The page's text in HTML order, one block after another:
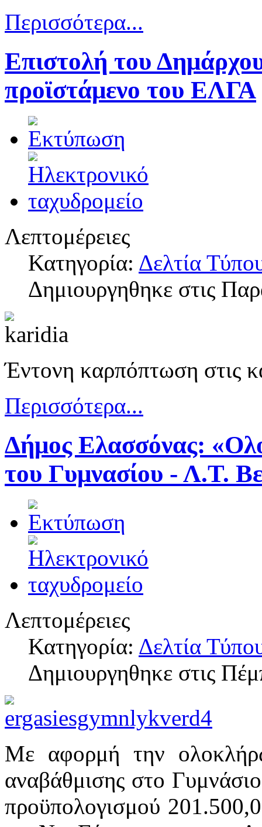
Περισσότερα...
Επιστολή του
προϊστάμενο του ΕΛΓΑ
Λεπτομέρειες
Κατηγορία: Δελτία
Δημιουργηθηκε στις
Έντονη καρπόπτωση στις
Περισσότερα...
Δήμος Ελασσόνας:
του Γυμνασίου - Λ.Τ.
Λεπτομέρειες
Κατηγορία: Δελτία
Δημιουργηθηκε στις
Με αφορμή την
αναβάθμισης στο
προϋπολογισμού